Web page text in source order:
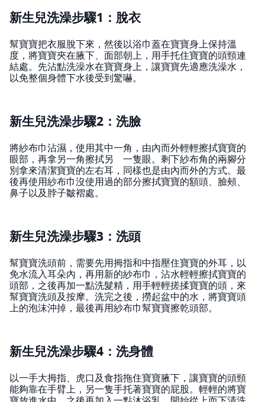
新生兒洗澡步驟1：脫衣
幫寶寶把衣服脫下來，然後以浴巾蓋在寶寶身上保持溫
度，將寶寶夾在腋下、面部朝上，用手托住寶寶的頭頸連
結處。先沾點洗澡水在寶寶身上，讓寶寶先適應洗澡水，
以免整個身體下水後受到驚嚇。
新生兒洗澡步驟2：洗臉
將紗布巾沾濕，使用其中一角，由內而外輕輕擦拭寶寶的
眼部，再拿另一角擦拭另 一隻眼。剩下紗布角的兩腳分
別拿來清潔寶寶的左右耳，同樣也是由內而外的方式。最
後再使用紗布巾沒使用過的部分擦拭寶寶的額頭、臉頰、
鼻子以及脖子皺褶處。
新生兒洗澡步驟3：洗頭
幫寶寶洗頭前，需要先用拇指和中指壓住寶寶的外耳，以
免水流入耳朵內，再用新的紗布巾，沾水輕輕擦拭寶寶的
頭部，之後再加一點洗髮精，用手輕輕搓揉寶寶的頭，來
幫寶寶洗頭及按摩。洗完之後，撈起盆中的水，將寶寶頭
上的泡沫沖掉，最後再用紗布巾幫寶寶擦乾頭部。
新生兒洗澡步驟4：洗身體
以一手大拇指、虎口及食指拖住寶寶腋下，讓寶寶的頭頸
能夠靠在手臂上，另一隻手托著寶寶的屁股。輕輕的將寶